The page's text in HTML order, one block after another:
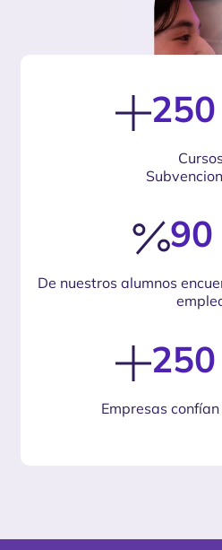
250
Cursos
90
De nuestros alumnos
250
Empresas